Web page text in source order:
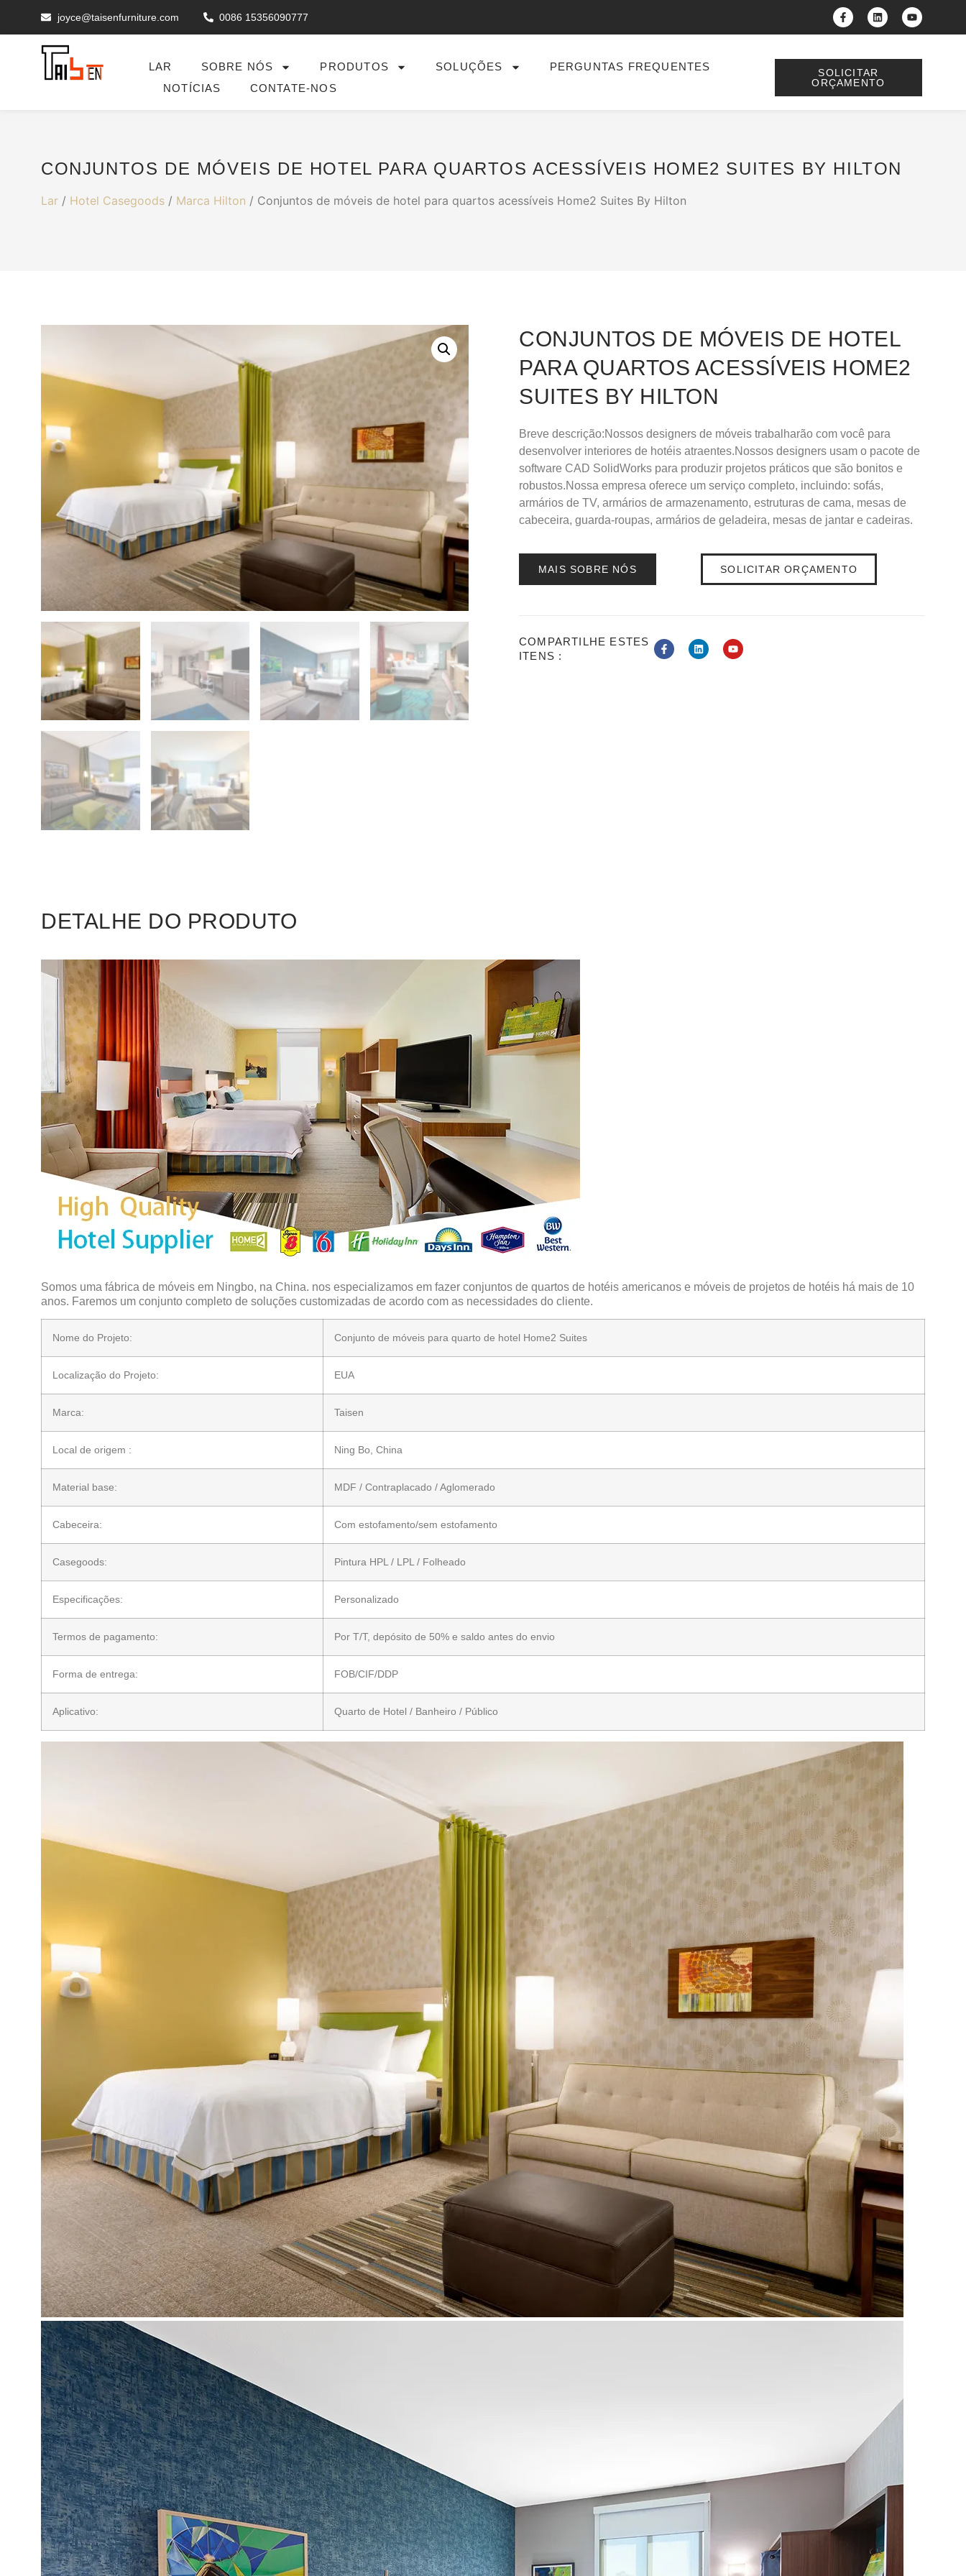
joyce@taisenfurniture.com 0086 15356090777
LAR SOBRE NÓS PRODUTOS SOLUÇÕES
PERGUNTAS FREQUENTES
NOTÍCIAS
CONTATE-NOS
SOLICITAR
ORÇAMENTO
CONJUNTOS DE MÓVEIS DE HOTEL PARA QUARTOS ACESSÍVEIS HOME2 SUITES BY HILTON
Lar / Hotel Casegoods / Marca Hilton / Conjuntos de móveis de hotel para quartos acessíveis Home2 Suites By Hilton
CONJUNTOS DE MÓVEIS DE HOTEL
PARA QUARTOS ACESSÍVEIS HOME2
SUITES BY HILTON
Breve descrição:Nossos designers de móveis trabalharão com você para
desenvolver interiores de hotéis atraentes.Nossos designers usam o pacote de
software CAD SolidWorks para produzir projetos práticos que são bonitos e
robustos.Nossa empresa oferece um serviço completo, incluindo: sofás,
armários de TV, armários de armazenamento, estruturas de cama, mesas de
cabeceira, guarda-roupas, armários de geladeira, mesas de jantar e cadeiras.
MAIS SOBRE NÓS SOLICITAR ORÇAMENTO
COMPARTILHE ESTES
ITENS :
DETALHE DO PRODUTO
Somos uma fábrica de móveis em Ningbo, na China. nos especializamos em fazer conjuntos de quartos de hotéis americanos e móveis de projetos de hotéis há mais de 10
anos. Faremos um conjunto completo de soluções customizadas de acordo com as necessidades do cliente.
Nome do Projeto: Conjunto de móveis para quarto de hotel Home2 Suites
Localização do Projeto: EUA
Marca: Taisen
Local de origem : Ning Bo, China
Material base: MDF / Contraplacado / Aglomerado
Cabeceira: Com estofamento/sem estofamento
Casegoods: Pintura HPL / LPL / Folheado
Especificações: Personalizado
Termos de pagamento: Por T/T, depósito de 50% e saldo antes do envio
Forma de entrega: FOB/CIF/DDP
Aplicativo: Quarto de Hotel / Banheiro / Público